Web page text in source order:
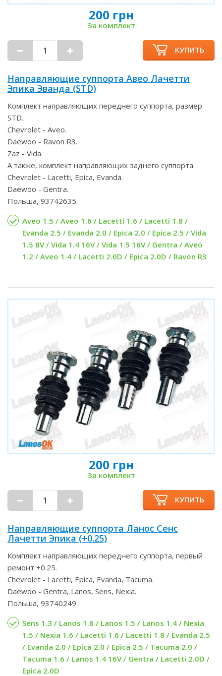
200 грн
За комплект
КУПИТЬ
Направляющие суппорта Авео Лачетти
Эпика Эванда (STD)
Комплект направляющих переднего суппорта, размер
STD.
Chevrolet - Aveo.
Daewoo - Ravon R3.
Zaz - Vida.
А также, комплект направляющих заднего суппорта.
Chevrolet - Lacetti, Epica, Evanda.
Daewoo - Gentra.
Польша, 93742635.
Aveo 1.5 / Aveo 1.6 / Lacetti 1.6 / Lacetti 1.8 /
Evanda 2.5 / Evanda 2.0 / Epica 2.0 / Epica 2.5 / Vida
1.5 8V / Vida 1.4 16V / Vida 1.5 16V / Gentra / Aveo
1.2 / Aveo 1.4 / Lacetti 2.0D / Epica 2.0D / Ravon R3
200 грн
За комплект
КУПИТЬ
Направляющие суппорта Ланос Сенс
Лачетти Эпика (+0.25)
Комплект направляющих переднего суппорта, первый
ремонт +0.25.
Chevrolet - Lacetti, Epica, Evanda, Tacuma.
Daewoo - Gentra, Lanos, Sens, Nexia.
Польша, 93740249.
Sens 1.3 / Lanos 1.6 / Lanos 1.5 / Lanos 1.4 / Nexia
1.5 / Nexia 1.6 / Lacetti 1.6 / Lacetti 1.8 / Evanda 2.5
/ Evanda 2.0 / Epica 2.0 / Epica 2.5 / Tacuma 2.0 /
Tacuma 1.6 / Lanos 1.4 16V / Gentra / Lacetti 2.0D /
Epica 2.0D